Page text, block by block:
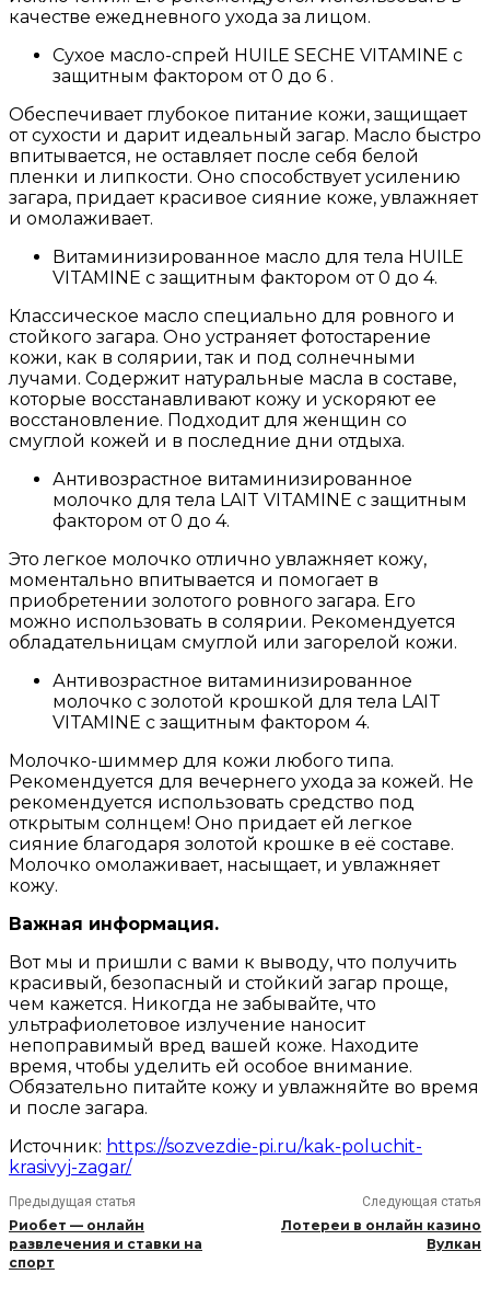
качестве ежедневного ухода за лицом.
Сухое масло-спрей HUILE SECHE VITAMINE с
защитным фактором от 0 до 6 .
Обеспечивает глубокое питание кожи, защищает
от сухости и дарит идеальный загар. Масло быстро
впитывается, не оставляет после себя белой
пленки и липкости. Оно способствует усилению
загара, придает красивое сияние коже, увлажняет
и омолаживает.
Витаминизированное масло для тела HUILE
VITAMINE с защитным фактором от 0 до 4.
Классическое масло специально для ровного и
стойкого загара. Оно устраняет фотостарение
кожи, как в солярии, так и под солнечными
лучами. Содержит натуральные масла в составе,
которые восстанавливают кожу и ускоряют ее
восстановление. Подходит для женщин со
смуглой кожей и в последние дни отдыха.
Антивозрастное витаминизированное
молочко для тела LAIT VITAMINE с защитным
фактором от 0 до 4.
Это легкое молочко отлично увлажняет кожу,
моментально впитывается и помогает в
приобретении золотого ровного загара. Его
можно использовать в солярии. Рекомендуется
обладательницам смуглой или загорелой кожи.
Антивозрастное витаминизированное
молочко с золотой крошкой для тела LAIT
VITAMINE с защитным фактором 4.
Молочко-шиммер для кожи любого типа.
Рекомендуется для вечернего ухода за кожей. Не
рекомендуется использовать средство под
открытым солнцем! Оно придает ей легкое
сияние благодаря золотой крошке в её составе.
Молочко омолаживает, насыщает, и увлажняет
кожу.
Важная информация.
Вот мы и пришли с вами к выводу, что получить
красивый, безопасный и стойкий загар проще,
чем кажется. Никогда не забывайте, что
ультрафиолетовое излучение наносит
непоправимый вред вашей коже. Находите
время, чтобы уделить ей особое внимание.
Обязательно питайте кожу и увлажняйте во время
и после загара.
Источник: https://sozvezdie-pi.ru/kak-poluchit-
krasivyj-zagar/
Предыдущая статья
Риобет — онлайн
развлечения и ставки на
спорт
Следующая статья
Лотереи в онлайн казино
Вулкан